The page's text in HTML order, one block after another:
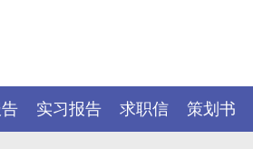
实习报告 求职信 策划书